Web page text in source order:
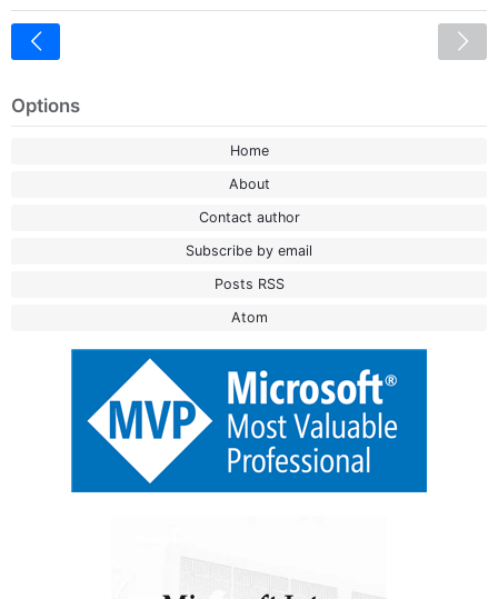
Options
Home
About
Contact author
Subscribe by email
Posts RSS
Atom